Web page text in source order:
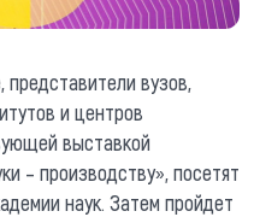
вузов,
и центров
выставкой
– производству», посетят
наук. Затем пройдет